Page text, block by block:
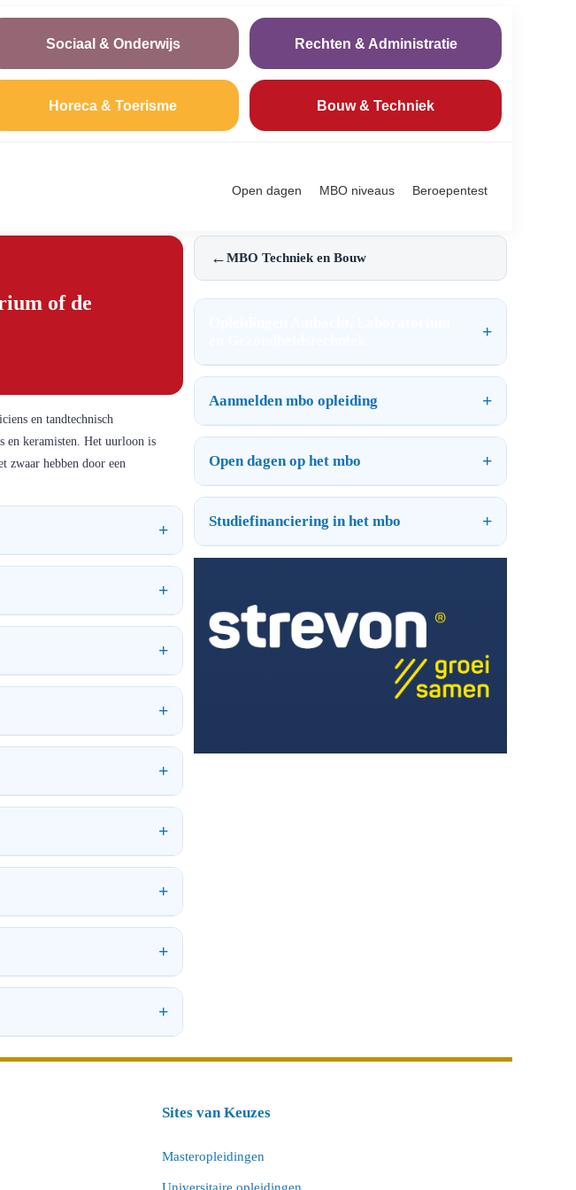
Sociaal & Onderwijs Rechten & Administratie
Horeca & Toerisme Bouw & Techniek
Open dagen MBO niveaus Beroepentest
of de
en tandtechnisch
en keramisten. Het uurloon is
zwaar hebben door een
←MBO Techniek en Bouw
Aanmelden mbo opleiding
Open dagen op het mbo
Studiefinanciering in het mbo
Sites van Keuzes
Masteropleidingen
Universitaire opleidingen